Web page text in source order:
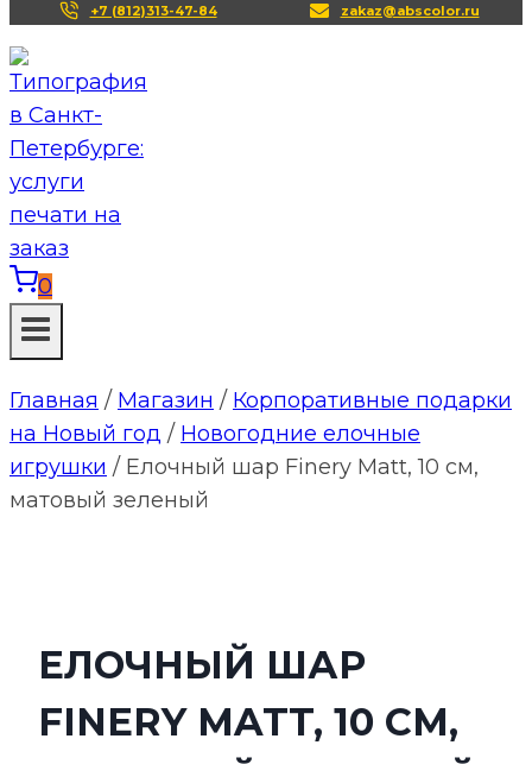
+7 (812)313-47-84 zakaz@abscolor.ru
0
Главная / Магазин / Корпоративные подарки
на Новый год / Новогодние елочные
игрушки / Елочный шар Finery Matt, 10 см,
матовый зеленый
ЕЛОЧНЫЙ ШАР
FINERY MATT, 10 СМ,